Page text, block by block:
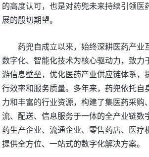
的高度认可，也是对药兜未来持续引领医
展的殷切期望。
药兜自成立以来，始终深耕医药产业
数字化、智能化技术为核心驱动力，致力
游信息壁垒，优化医药产业供应链体系，
行效率和服务质量。多年来，药兜依托自
力和丰富的行业资源，构建了集医药采购
流、配送、信息服务于一体的全产业链数
药生产企业、流通企业、零售药店、医疗
提供全方位、一站式的数字化解决方案。